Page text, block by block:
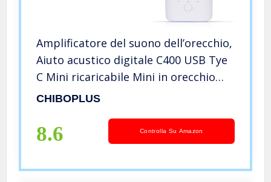
Amplificatore del suono dell’orecchio,
Aiuto acustico digitale C400 USB Tye
C Mini ricaricabile Mini in orecchio
Ambiente acustico invisibile
del suono tono regolab
CHIBOPLUS
8.6 Controlla Su Amazon